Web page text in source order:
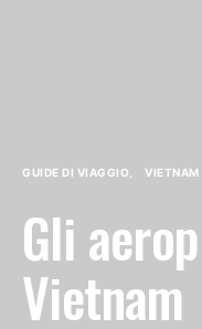
GUIDE DI VIAGGIO VIETNAM
Gli
Vietnam